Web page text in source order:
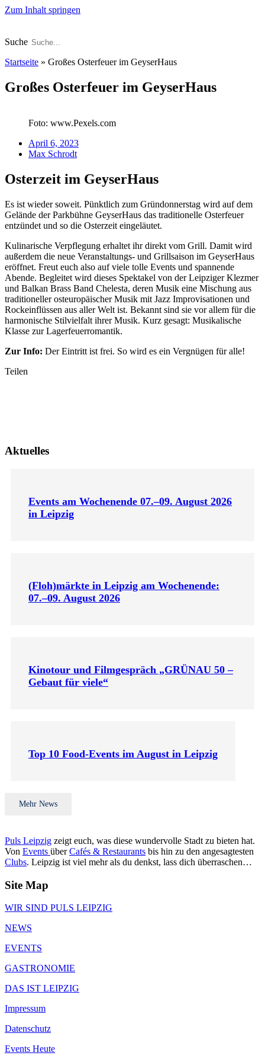
Zum Inhalt springen
Suche
Startseite » Großes Osterfeuer im GeyserHaus
Großes Osterfeuer im GeyserHaus
Foto: www.Pexels.com
April 6, 2023
Max Schrodt
Osterzeit im GeyserHaus
Es ist wieder soweit. Pünktlich zum Gründonnerstag wird auf dem
Gelände der Parkbühne GeyserHaus das traditionelle Osterfeuer
entzündet und so die Osterzeit eingeläutet.
Kulinarische Verpflegung erhaltet ihr direkt vom Grill. Damit wird
außerdem die neue Veranstaltungs- und Grillsaison im GeyserHaus
eröffnet. Freut euch also auf viele tolle Events und spannende
Abende. Begleitet wird dieses Spektakel von der Leipziger Klezmer
und Balkan Brass Band Chelesta, deren Musik eine Mischung aus
traditioneller osteuropäischer Musik mit Jazz Improvisationen und
Rockeinflüssen aus aller Welt ist. Bekannt sind sie vor allem für die
harmonische Stilvielfalt ihrer Musik. Kurz gesagt: Musikalische
Klasse zur Lagerfeuerromantik.
Zur Info: Der Eintritt ist frei. So wird es ein Vergnügen für alle!
Teilen
Aktuelles
Events am Wochenende 07.–09. August 2026
in Leipzig
(Floh)märkte in Leipzig am Wochenende:
07.–09. August 2026
Kinotour und Filmgespräch „GRÜNAU 50 –
Gebaut für viele“
Top 10 Food-Events im August in Leipzig
Mehr News
Puls Leipzig zeigt euch, was diese wundervolle Stadt zu bieten hat.
Von Events überCafés & Restaurants bis hin zu den angesagtesten
Clubs. Leipzig ist viel mehr als du denkst, lass dich überraschen…
Site Map
WIR SIND PULS LEIPZIG
NEWS
EVENTS
GASTRONOMIE
DAS IST LEIPZIG
Impressum
Datenschutz
Events Heute